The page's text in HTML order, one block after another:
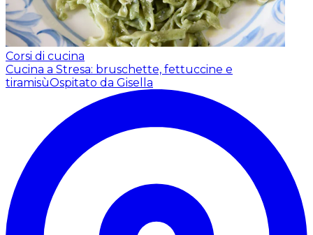
Corsi di cucina
Cucina a Stresa: bruschette, fettuccine e
tiramisùOspitato da Gisella